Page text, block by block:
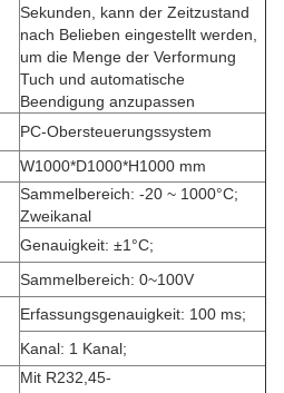
Sekunden, kann der Zeitzustand
nach Belieben eingestellt werden,
um die Menge der Verformung
Tuch und automatische
Beendigung anzupassen
PC-Obersteuerungssystem
W1000*D1000*H1000 mm
Sammelbereich: -20 ~ 1000°C;
Zweikanal
Genauigkeit: ±1°C;
Sammelbereich: 0~100V
Erfassungsgenauigkeit: 100 ms;
Kanal: 1 Kanal;
Mit R232,45-